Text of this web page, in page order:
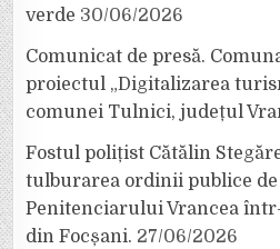
verde 30/06/2026
Comunicat de presă.
proiectul „Digitalizarea
comunei Tulnici, județul
Fostul polițist Cătălin
tulburarea ordinii publice
Penitenciarului Vrancea
din Focșani. 27/06/2026